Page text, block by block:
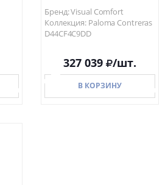
Бренд: Visual Comfort
Коллекция: Paloma Contreras
D44CF4C9DD
327 039 /шт.
В КОРЗИНУ